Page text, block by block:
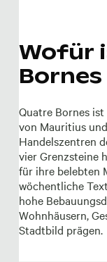
Wofür
Quatre Bornes
von Mauritius
Handelszentren
vier Grenzsteine
für ihre belebten
wöchentliche
hohe
Wohnhäusern,
Stadtbild prägen.